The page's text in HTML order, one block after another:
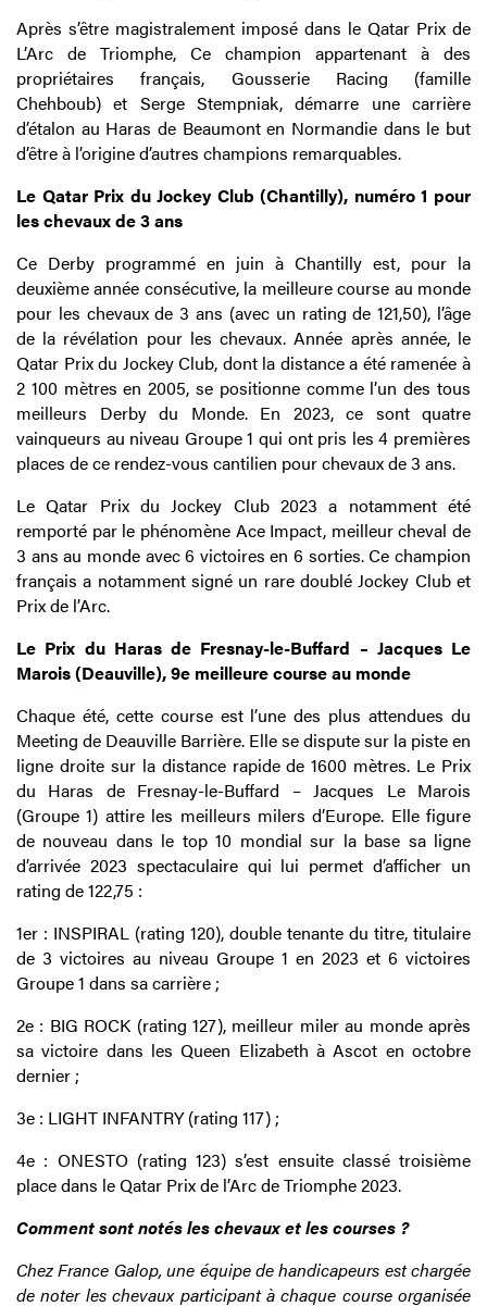
Après s’être magistralement imposé dans le Qatar Prix de
L’Arc de Triomphe, Ce champion appartenant à des
propriétaires français, Gousserie Racing (famille
Chehboub) et Serge Stempniak, démarre une carrière
d’étalon au Haras de Beaumont en Normandie dans le but
d’être à l’origine d’autres champions remarquables.
Le Qatar Prix du Jockey Club (Chantilly), numéro 1 pour
les chevaux de 3 ans
Ce Derby programmé en juin à Chantilly est, pour la
deuxième année consécutive, la meilleure course au monde
pour les chevaux de 3 ans (avec un rating de 121,50), l’âge
de la révélation pour les chevaux. Année après année, le
Qatar Prix du Jockey Club, dont la distance a été ramenée à
2 100 mètres en 2005, se positionne comme l’un des tous
meilleurs Derby du Monde. En 2023, ce sont quatre
vainqueurs au niveau Groupe 1 qui ont pris les 4 premières
places de ce rendez-vous cantilien pour chevaux de 3 ans.
Le Qatar Prix du Jockey Club 2023 a notamment été
remporté par le phénomène Ace Impact, meilleur cheval de
3 ans au monde avec 6 victoires en 6 sorties. Ce champion
français a notamment signé un rare doublé Jockey Club et
Prix de l’Arc.
Le Prix du Haras de Fresnay-le-Buffard – Jacques Le
Marois (Deauville), 9e meilleure course au monde
Chaque été, cette course est l’une des plus attendues du
Meeting de Deauville Barrière. Elle se dispute sur la piste en
ligne droite sur la distance rapide de 1600 mètres. Le Prix
du Haras de Fresnay-le-Buffard – Jacques Le Marois
(Groupe 1) attire les meilleurs milers d’Europe. Elle figure
de nouveau dans le top 10 mondial sur la base sa ligne
d’arrivée 2023 spectaculaire qui lui permet d’afficher un
rating de 122,75 :
1er : INSPIRAL (rating 120), double tenante du titre, titulaire
de 3 victoires au niveau Groupe 1 en 2023 et 6 victoires
Groupe 1 dans sa carrière ;
2e : BIG ROCK (rating 127), meilleur miler au monde après
sa victoire dans les Queen Elizabeth à Ascot en octobre
dernier ;
3e : LIGHT INFANTRY (rating 117) ;
4e : ONESTO (rating 123) s’est ensuite classé troisième
place dans le Qatar Prix de l’Arc de Triomphe 2023.
Comment sont notés les chevaux et les courses ?
Chez France Galop, une équipe de handicapeurs est chargée
de noter les chevaux participant à chaque course organisée